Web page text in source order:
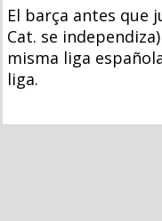
El barça antes que
Cat. se
misma liga
liga.